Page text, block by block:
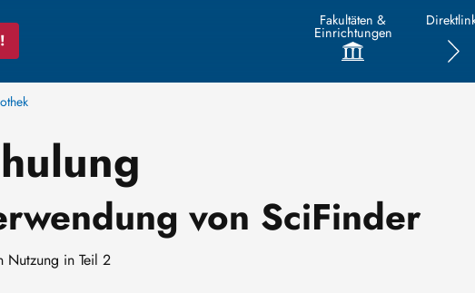
Fakultäten &
Einrichtungen
von SciFinder
Nutzung in Teil 2